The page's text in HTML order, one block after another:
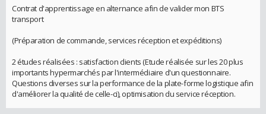
Contrat d'apprentissage en alternance afin de valider mon BTS
transport
(Préparation de commande, services réception et expéditions)
2 études réalisées : satisfaction clients (Etude réalisée sur les 20 plus
importants hypermarchés par l'intermédiaire d'un questionnaire.
Questions diverses sur la performance de la plate-forme logistique afin
d'améliorer la qualité de celle-ci), optimisation du service réception.